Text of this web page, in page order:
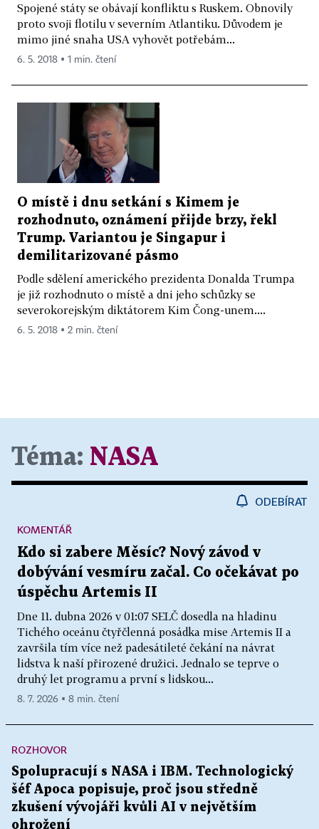
Spojené státy se obávají konfliktu s Ruskem. Obnovily
proto svoji flotilu v severním Atlantiku. Důvodem je
mimo jiné snaha USA vyhovět potřebám...
6. 5. 2018 ▪ 1 min. čtení
O místě i dnu setkání s Kimem je
rozhodnuto, oznámení přijde brzy, řekl
Trump. Variantou je Singapur i
demilitarizované pásmo
Podle sdělení amerického prezidenta Donalda Trumpa
je již rozhodnuto o místě a dni jeho schůzky se
severokorejským diktátorem Kim Čong-unem....
6. 5. 2018 ▪ 2 min. čtení
Téma: NASA
ODEBÍRAT
Kdo si zabere Měsíc? Nový závod v
dobývání vesmíru začal. Co očekávat po
úspěchu Artemis II
Dne 11. dubna 2026 v 01:07 SELČ dosedla na hladinu
Tichého oceánu čtyřčlenná posádka mise Artemis II a
završila tím více než padesátileté čekání na návrat
lidstva k naší přirozené družici. Jednalo se teprve o
druhý let programu a první s lidskou...
KOMENTÁŘ
8. 7. 2026 ▪ 8 min. čtení
ROZHOVOR
Spolupracují s NASA i IBM. Technologický
šéf Apoca popisuje, proč jsou středně
zkušení vývojáři kvůli AI v největším
ohrožení